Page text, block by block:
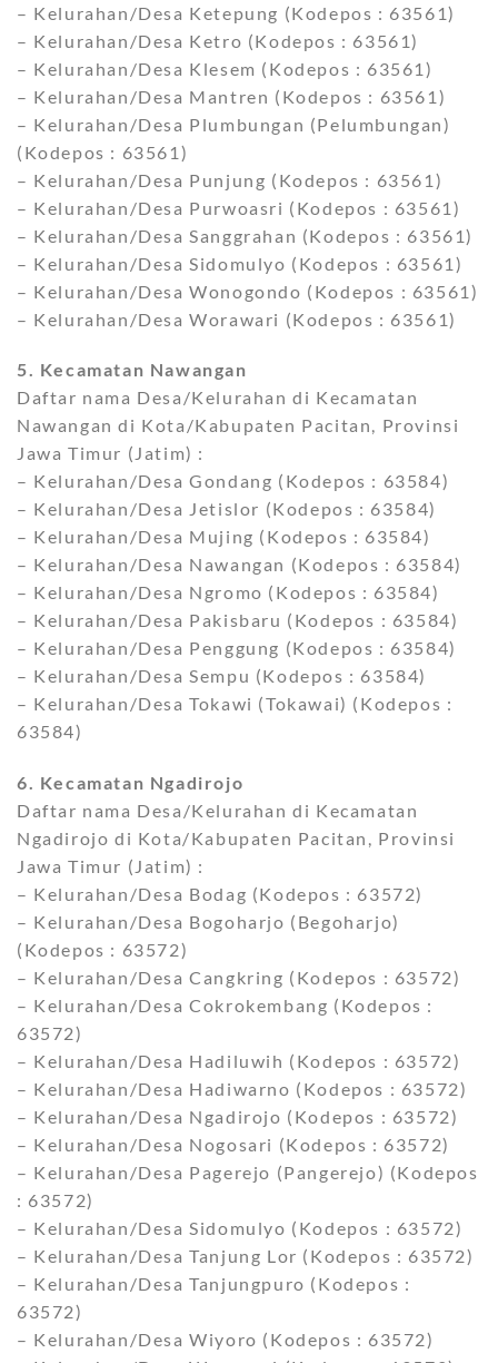
– Kelurahan/Desa Ketepung (Kodepos : 63561)
– Kelurahan/Desa Ketro (Kodepos : 63561)
– Kelurahan/Desa Klesem (Kodepos : 63561)
– Kelurahan/Desa Mantren (Kodepos : 63561)
– Kelurahan/Desa Plumbungan (Pelumbungan)
(Kodepos : 63561)
– Kelurahan/Desa Punjung (Kodepos : 63561)
– Kelurahan/Desa Purwoasri (Kodepos : 63561)
– Kelurahan/Desa Sanggrahan (Kodepos : 63561)
– Kelurahan/Desa Sidomulyo (Kodepos : 63561)
– Kelurahan/Desa Wonogondo (Kodepos : 63561)
– Kelurahan/Desa Worawari (Kodepos : 63561)
5. Kecamatan Nawangan
Daftar nama Desa/Kelurahan di Kecamatan
Nawangan di Kota/Kabupaten Pacitan, Provinsi
Jawa Timur (Jatim) :
– Kelurahan/Desa Gondang (Kodepos : 63584)
– Kelurahan/Desa Jetislor (Kodepos : 63584)
– Kelurahan/Desa Mujing (Kodepos : 63584)
– Kelurahan/Desa Nawangan (Kodepos : 63584)
– Kelurahan/Desa Ngromo (Kodepos : 63584)
– Kelurahan/Desa Pakisbaru (Kodepos : 63584)
– Kelurahan/Desa Penggung (Kodepos : 63584)
– Kelurahan/Desa Sempu (Kodepos : 63584)
– Kelurahan/Desa Tokawi (Tokawai) (Kodepos :
63584)
6. Kecamatan Ngadirojo
Daftar nama Desa/Kelurahan di Kecamatan
Ngadirojo di Kota/Kabupaten Pacitan, Provinsi
Jawa Timur (Jatim) :
– Kelurahan/Desa Bodag (Kodepos : 63572)
– Kelurahan/Desa Bogoharjo (Begoharjo)
(Kodepos : 63572)
– Kelurahan/Desa Cangkring (Kodepos : 63572)
– Kelurahan/Desa Cokrokembang (Kodepos :
63572)
– Kelurahan/Desa Hadiluwih (Kodepos : 63572)
– Kelurahan/Desa Hadiwarno (Kodepos : 63572)
– Kelurahan/Desa Ngadirojo (Kodepos : 63572)
– Kelurahan/Desa Nogosari (Kodepos : 63572)
– Kelurahan/Desa Pagerejo (Pangerejo) (Kodepos
: 63572)
– Kelurahan/Desa Sidomulyo (Kodepos : 63572)
– Kelurahan/Desa Tanjung Lor (Kodepos : 63572)
– Kelurahan/Desa Tanjungpuro (Kodepos :
63572)
– Kelurahan/Desa Wiyoro (Kodepos : 63572)